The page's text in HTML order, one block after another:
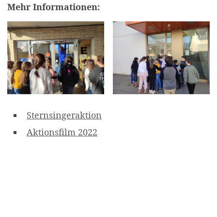
Mehr Informationen:
Sternsingeraktion
Aktionsfilm 2022